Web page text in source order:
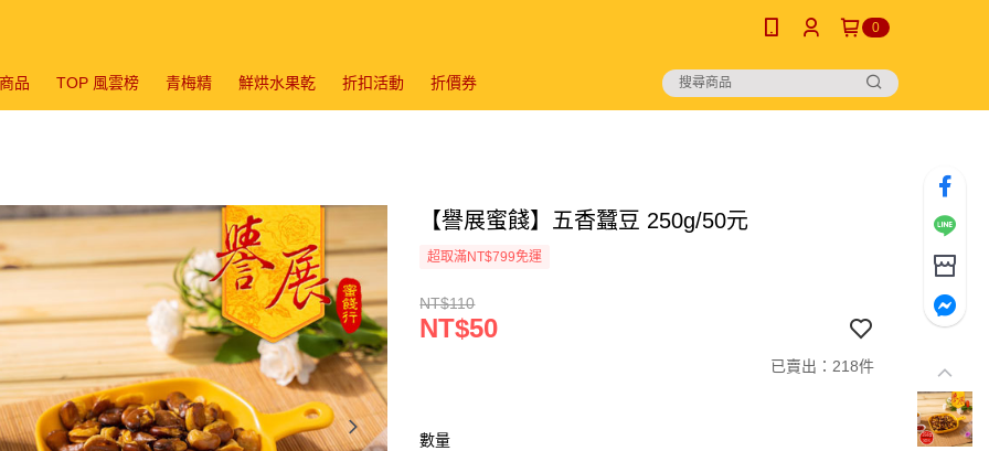
0
品 TOP 風雲榜 青梅精 鮮烘水果乾 折扣活動 折價券
【譽展蜜餞】五香蠶豆 250g/50元
超取滿NT$799免運
NT$110
NT$50
已賣出：218件
數量